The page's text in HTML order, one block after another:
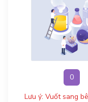
0
Lưu ý: Vuốt sang